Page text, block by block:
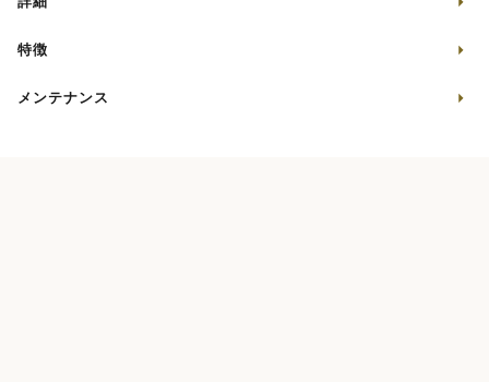
特徴
メンテナンス